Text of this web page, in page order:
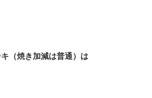
（焼き加減は普通）は